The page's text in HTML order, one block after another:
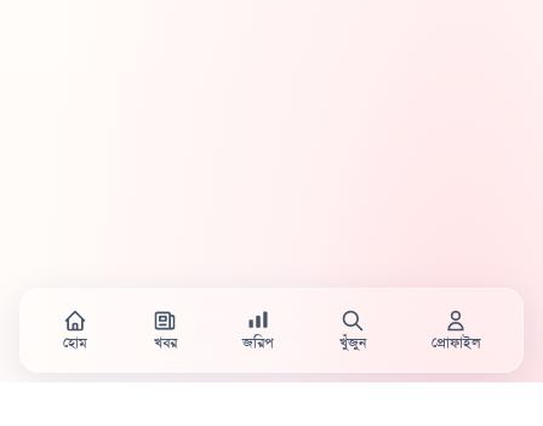
হোম খবর জরিপ খুঁজুন প্রোফাইল